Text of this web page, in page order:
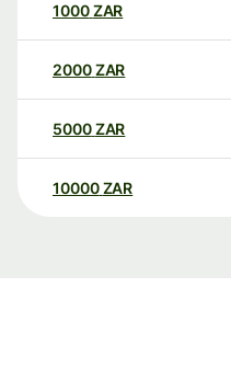
1000ZAR
2000ZAR
5000ZAR
10000 ZAR